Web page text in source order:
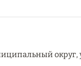
округ,